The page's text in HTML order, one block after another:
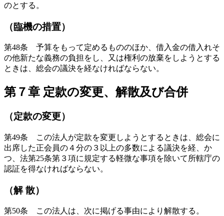
のとする。
（臨機の措置）
第48条 予算をもって定めるもののほか、借入金の借入れそ
の他新たな義務の負担をし、又は権利の放棄をしようとする
ときは、総会の議決を経なければならない。
第７章 定款の変更、解散及び合併
（定款の変更）
第49条 この法人が定款を変更しようとするときは、総会に
出席した正会員の４分の３以上の多数による議決を経、か
つ、法第25条第３項に規定する軽微な事項を除いて所轄庁の
認証を得なければならない。
（解 散）
第50条 この法人は、次に掲げる事由により解散する。